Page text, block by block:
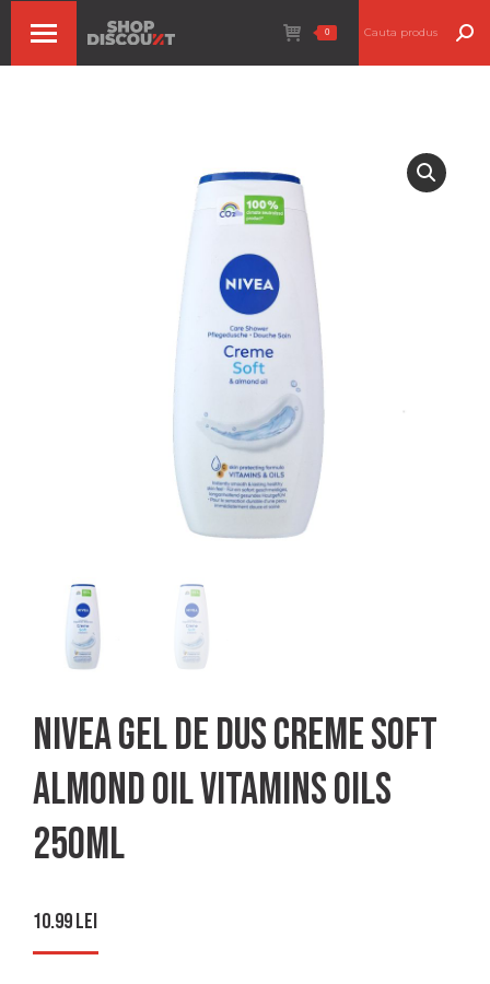
0
Nivea gel de dus creme soft
almond oil vitamins oils
250ml
10.99lei